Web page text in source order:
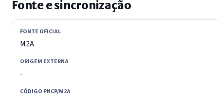
Fonte e sincronização
FONTE OFICIAL
M2A
ORIGEM EXTERNA
-
CÓDIGO PNCP/M2A